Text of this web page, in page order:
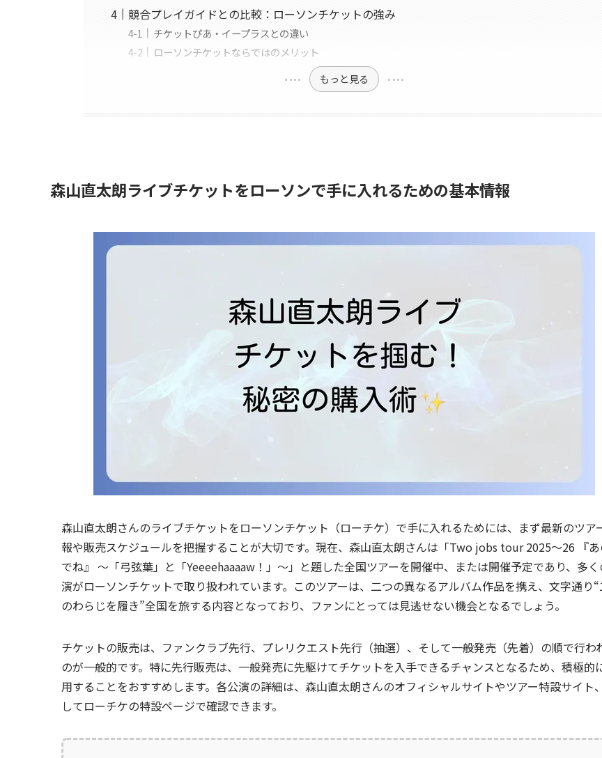
競合プレイガイドとの比較：ローソンチケットの強み
チケットぴあ・イープラスとの違い
ローソンチケットならではのメリット
もっと見る
森山直太朗ライブチケットをローソンで手に入れるための基本情報
森山直太朗さんのライブチケットをローソンチケット（ローチケ）で手に入れるためには、まず最新のツア
報や販売スケジュールを把握することが大切です。現在、森山直太朗さんは「Two jobs tour 2025～26 『
でね』 ～「弓弦葉」と「Yeeeehaaaaw！」～」と題した全国ツアーを開催中、または開催予定であり、多く
演がローソンチケットで取り扱われています。このツアーは、二つの異なるアルバム作品を携え、文字通り“
のわらじを履き”全国を旅する内容となっており、ファンにとっては見逃せない機会となるでしょう。
チケットの販売は、ファンクラブ先行、プレリクエスト先行（抽選）、そして一般発売（先着）の順で行わ
のが一般的です。特に先行販売は、一般発売に先駆けてチケットを入手できるチャンスとなるため、積極的
用することをおすすめします。各公演の詳細は、森山直太朗さんのオフィシャルサイトやツアー特設サイト
してローチケの特設ページで確認できます。